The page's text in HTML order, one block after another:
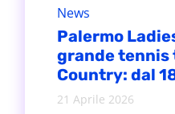
News
Palermo
grande tennis
Country: dal
37ª edizione
21 Aprile 2026